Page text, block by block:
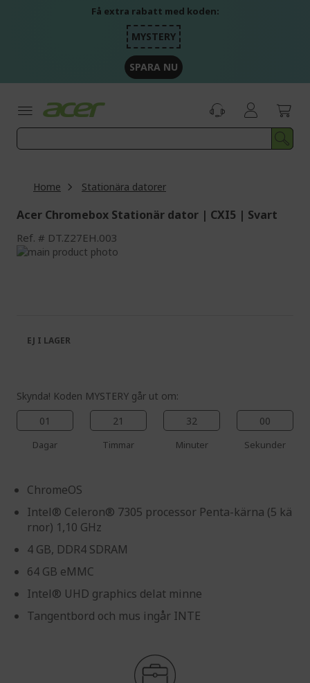
Få extra rabatt med koden:
MYSTERY
SPARA NU
Home Stationära datorer
Acer Chromebox Stationär dator | CXI5 | Svart
Ref. DT.Z27EH.003
Skip
images
gallery
the
images
Skynda! Koden MYSTERY går ut om:
01
Dagar
21
Timmar
32
Minuter
00
Sekunder
ChromeOS
Intel® Celeron® 7305 processor Penta-kärna (5 kä
rnor) 1,10 GHz
4 GB, DDR4 SDRAM
64 GB eMMC
Intel® UHD graphics delat minne
Tangentbord och mus ingår INTE
EJ I LAGER